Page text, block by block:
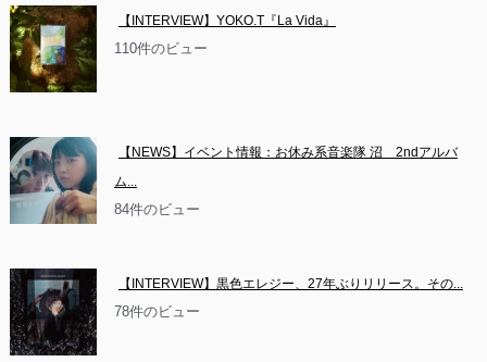
【INTERVIEW】YOKO.T『La Vida』
110件のビュー
【NEWS】イベント情報：お休み系音楽隊 沼　2ndアルバ
ム...
84件のビュー
【INTERVIEW】黒色エレジー、27年ぶりリリース。その...
78件のビュー